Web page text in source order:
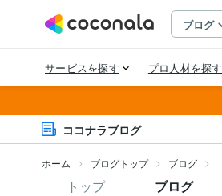
ココナラブログ
ホーム ブログトップ ブログ
トップ ブログ